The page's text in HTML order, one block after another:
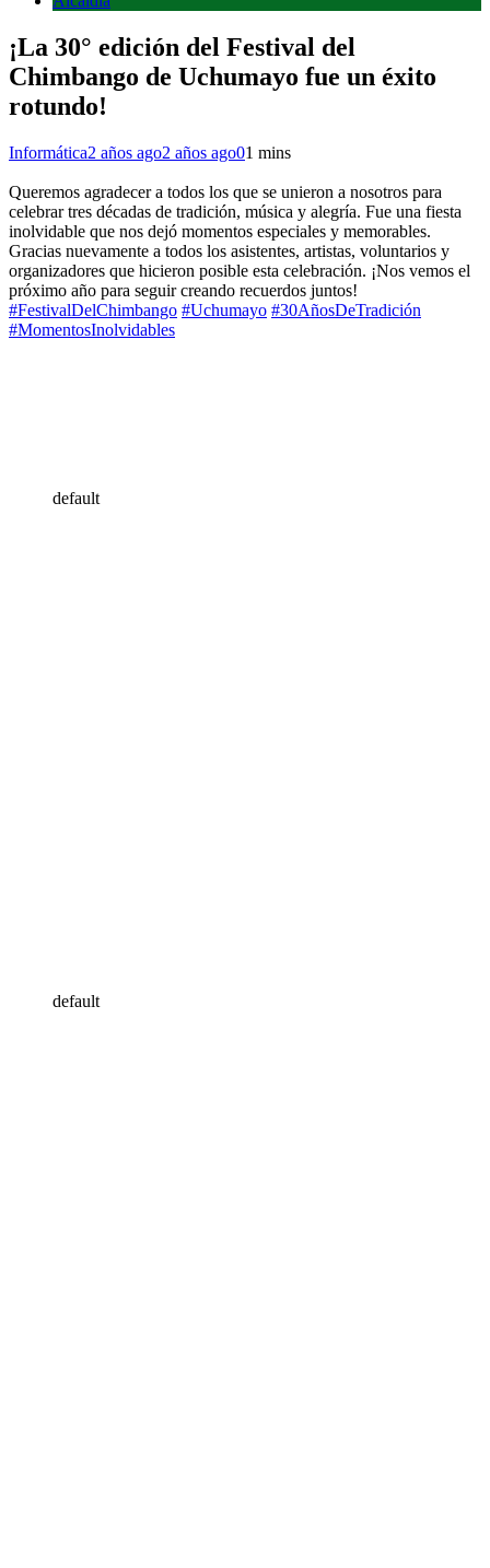
¡La 30° edición del Festival del
Chimbango de Uchumayo fue un éxito
rotundo!
Informática2 años ago2 años ago01 mins
Queremos agradecer a todos los que se unieron a nosotros para
celebrar tres décadas de tradición, música y alegría. Fue una fiesta
inolvidable que nos dejó momentos especiales y memorables.
Gracias nuevamente a todos los asistentes, artistas, voluntarios y
organizadores que hicieron posible esta celebración. ¡Nos vemos el
próximo año para seguir creando recuerdos juntos!
#FestivalDelChimbango #Uchumayo #30AñosDeTradición
#MomentosInolvidables
default
default